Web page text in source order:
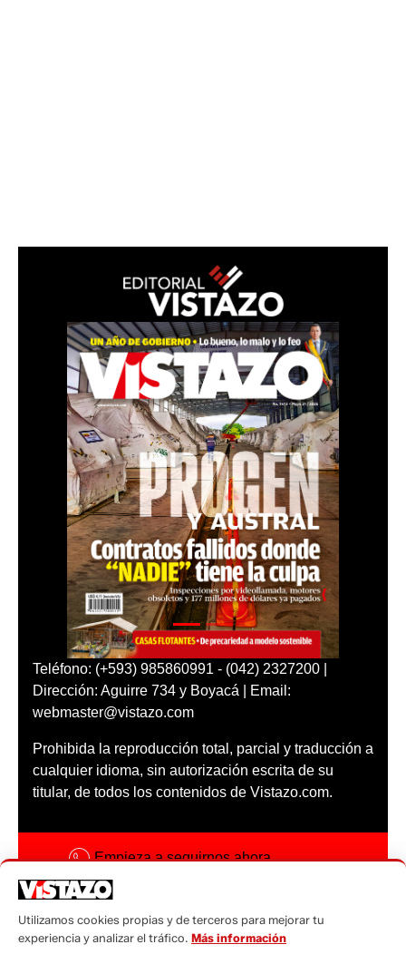
Teléfono: (+593) 985860991 - (042) 2327200 |
Dirección: Aguirre 734 y Boyacá | Email:
webmaster@vistazo.com
Prohibida la reproducción total, parcial y traducción a
cualquier idioma, sin autorización escrita de su
titular, de todos los contenidos de Vistazo.com.
Empieza a seguirnos ahora
Código ética
Utilizamos cookies propias y de terceros para mejorar tu
experiencia y analizar el tráfico. Más información